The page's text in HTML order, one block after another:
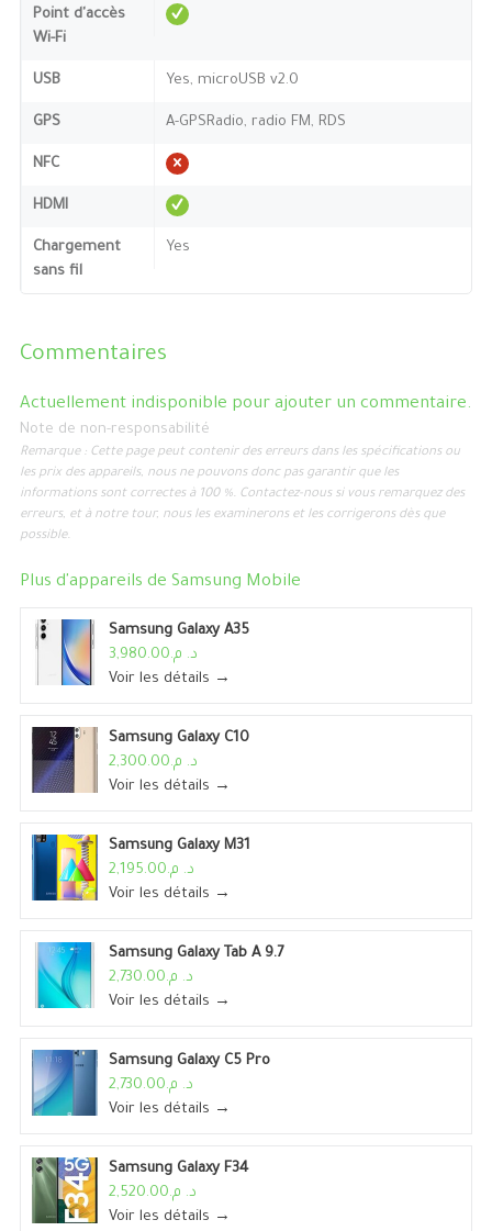
Point d'accès
Wi-Fi
USB Yes, microUSB v2.0
GPS A-GPSRadio, radio FM, RDS
NFC
HDMI
Chargement
sans fil
Yes
Commentaires
Actuellement indisponible pour ajouter un commentaire.
Note de non-responsabilité
Remarque : Cette page peut contenir des erreurs dans les spécifications ou
les prix des appareils, nous ne pouvons donc pas garantir que les
informations sont correctes à 100 %. Contactez-nous si vous remarquez des
erreurs, et à notre tour, nous les examinerons et les corrigerons dès que
possible.
Plus d'appareils de Samsung Mobile
Samsung Galaxy A35
د. م.3,980.00
Voir les détails →
Samsung Galaxy C10
د. م.2,300.00
Voir les détails →
Samsung Galaxy M31
د. م.2,195.00
Voir les détails →
Samsung Galaxy Tab A 9.7
د. م.2,730.00
Voir les détails →
Samsung Galaxy C5 Pro
د. م.2,730.00
Voir les détails →
Samsung Galaxy F34
د. م.2,520.00
Voir les détails →